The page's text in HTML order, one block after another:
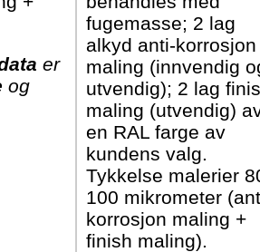
er
og
fugemasse; 2 lag
alkyd anti-korrosjon
maling (innvendig
utvendig); 2 lag
maling (utvendig)
en RAL farge av
kundens valg.
Tykkelse malerier
100 mikrometer
korrosjon maling +
finish maling).